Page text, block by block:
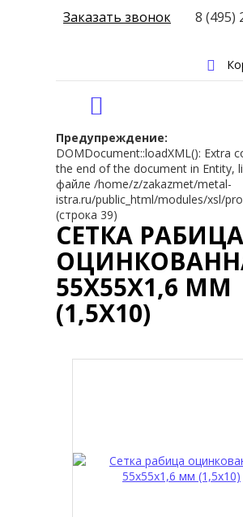
Предупреждение:
DOMDocument::loadXML(): Extra
the end of the document in Entity,
файле /home/z/zakazmet/metal-
istra.ru/public_html/modules/xsl/
(строка 39)
СЕТКА РАБИЦА
55Х55Х1,6 ММ
(1,5Х10)
Заказать звонок 8 (495)